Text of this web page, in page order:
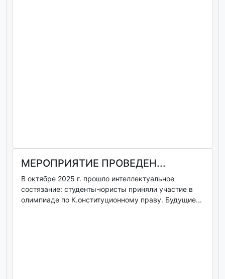
МЕРОПРИЯТИЕ ПРОВЕДЕН...
В октябре 2025 г. прошло интеллектуальное
состязание: студенты-юристы приняли участие в
олимпиаде по К.онституционному праву. Будущие...